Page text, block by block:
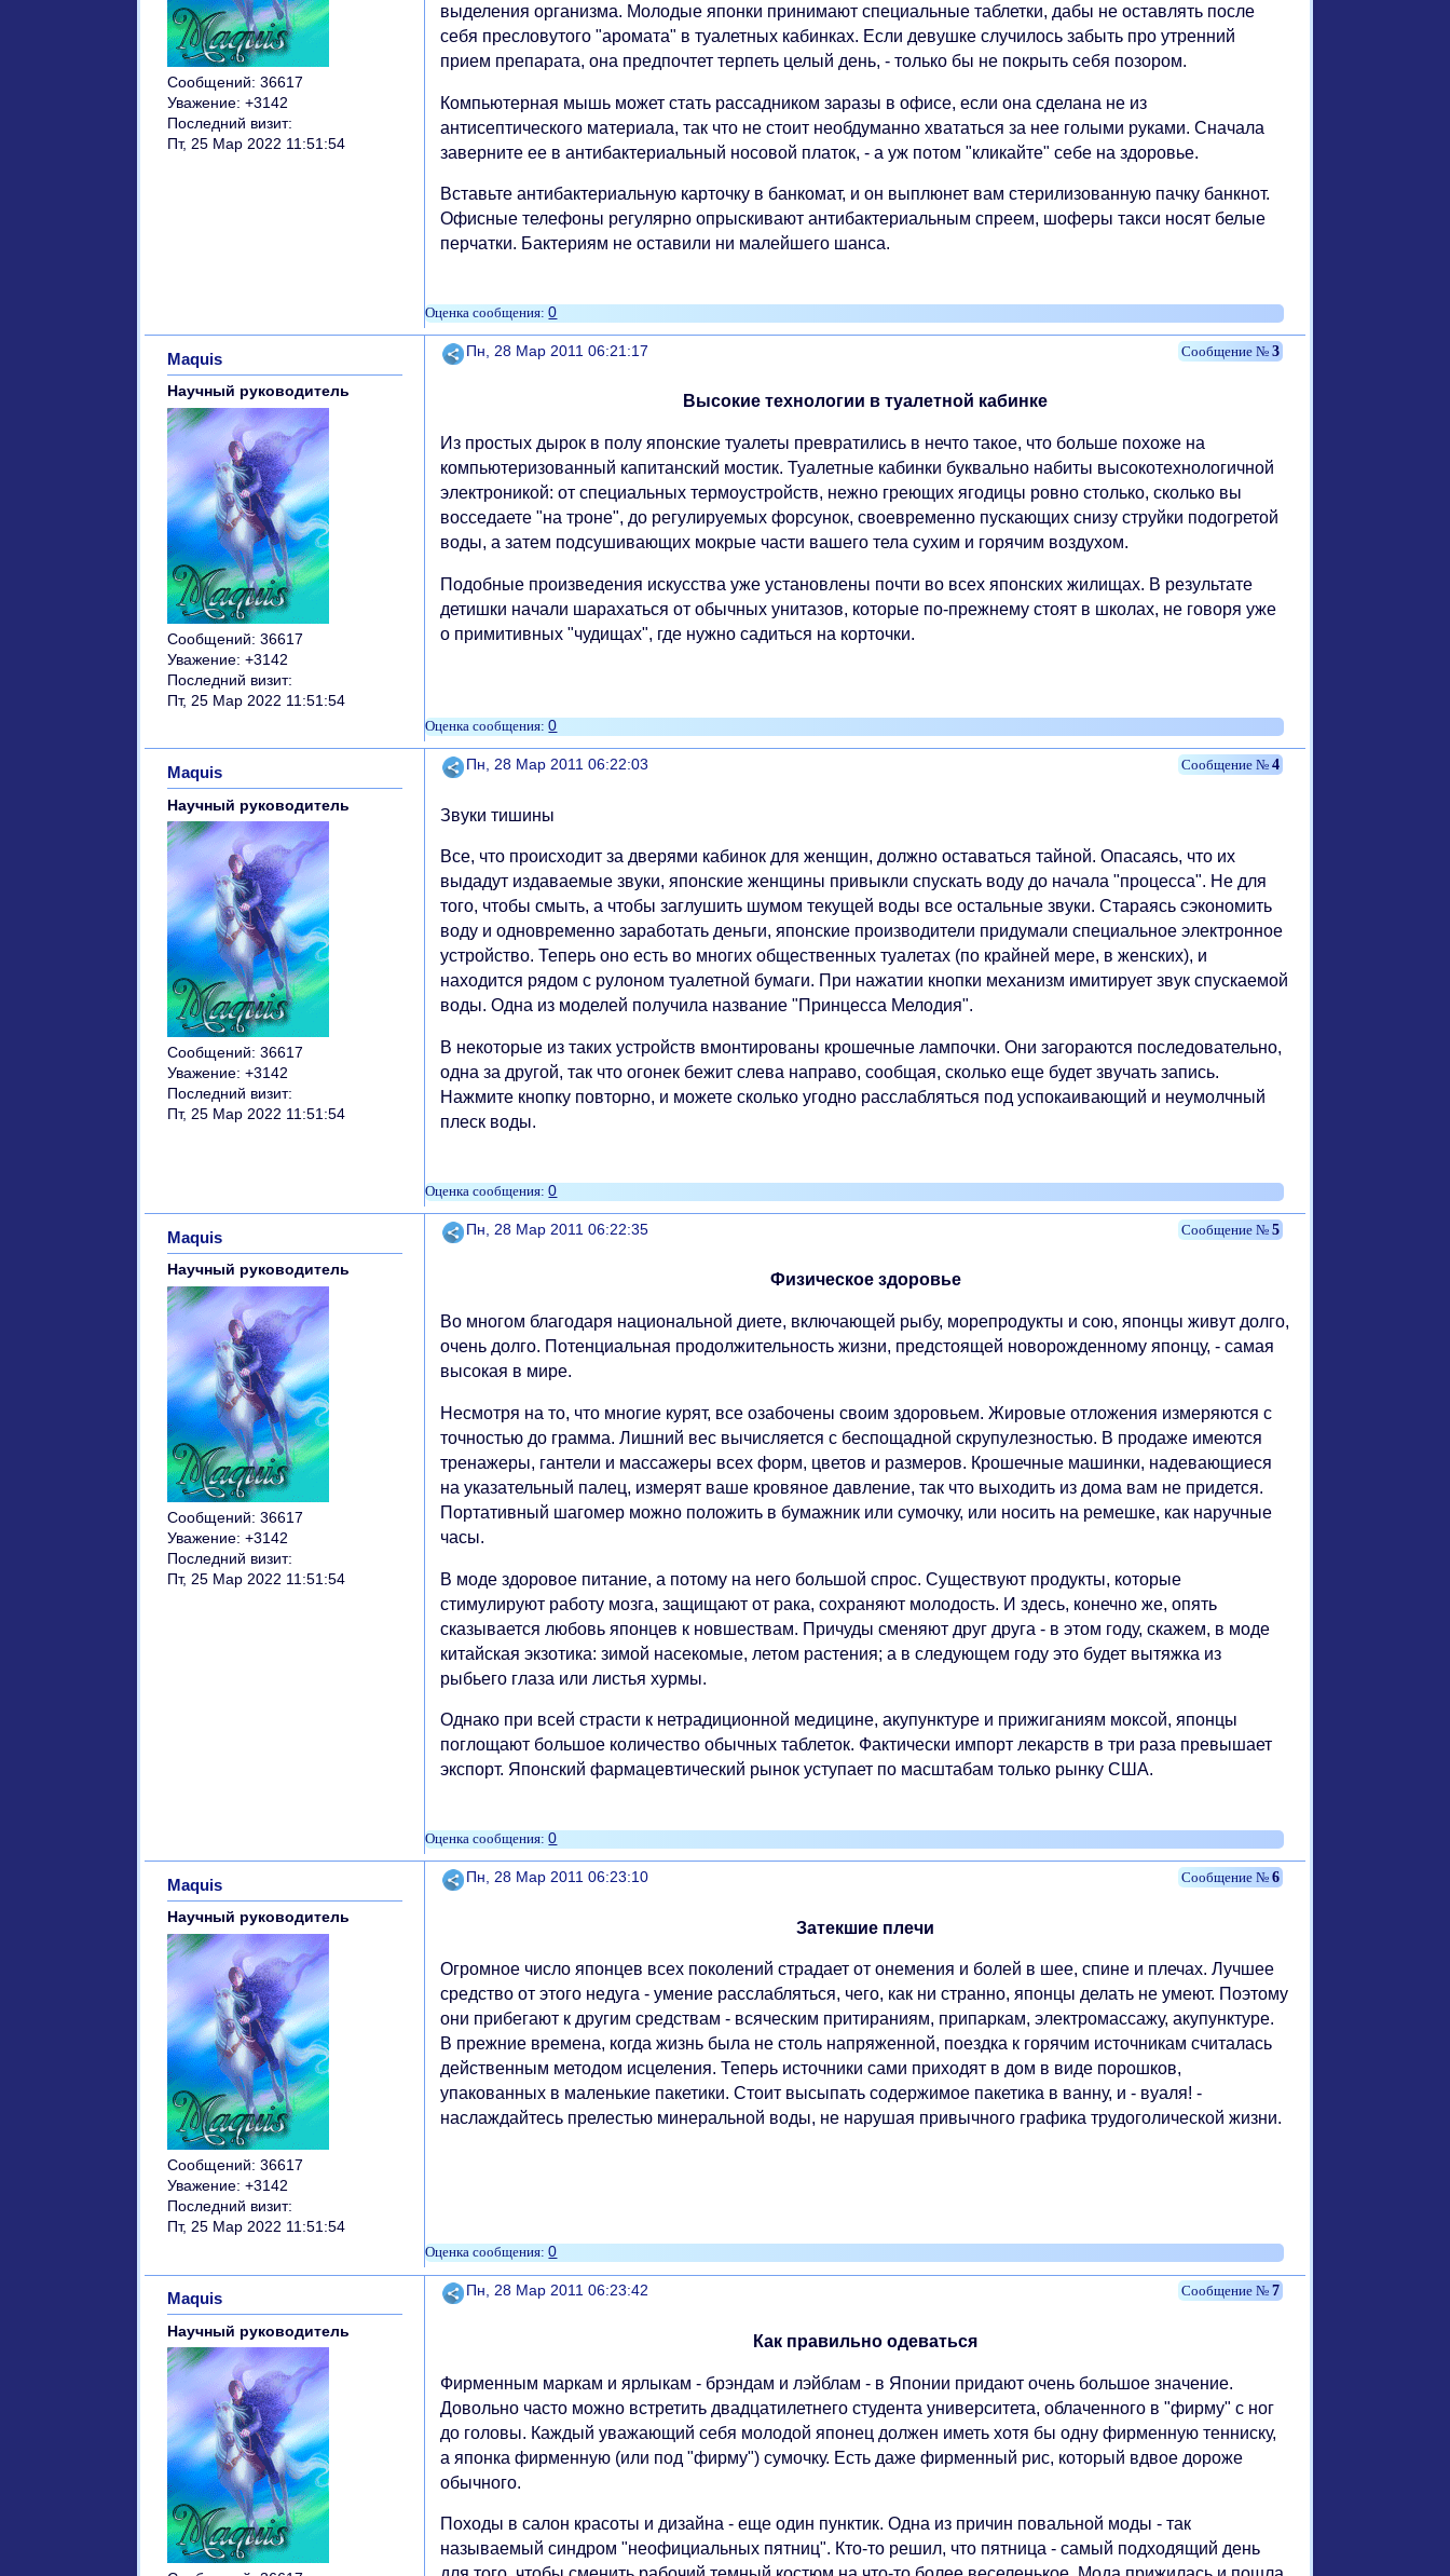
Сообщений: 36617
Уважение: +3142
Последний визит:
Пт, 25 Мар 2022 11:51:54
выделения организма. Молодые японки принимают специальные таблетки, дабы не оставлять после
себя пресловутого "аромата" в туалетных кабинках. Если девушке случилось забыть про утренний
прием препарата, она предпочтет терпеть целый день, - только бы не покрыть себя позором.
Компьютерная мышь может стать рассадником заразы в офисе, если она сделана не из
антисептического материала, так что не стоит необдуманно хвататься за нее голыми руками. Сначала
заверните ее в антибактериальный носовой платок, - а уж потом "кликайте" себе на здоровье.
Вставьте антибактериальную карточку в банкомат, и он выплюнет вам стерилизованную пачку банкнот.
Офисные телефоны регулярно опрыскивают антибактериальным спреем, шоферы такси носят белые
перчатки. Бактериям не оставили ни малейшего шанса.
0
Поделиться 3
Пн, 28 Мар 2011 06:21:17
Maquis
Научный руководитель
Сообщений: 36617
Уважение: +3142
Последний визит:
Пт, 25 Мар 2022 11:51:54
Высокие технологии в туалетной кабинке
Из простых дырок в полу японские туалеты превратились в нечто такое, что больше похоже на
компьютеризованный капитанский мостик. Туалетные кабинки буквально набиты высокотехнологичной
электроникой: от специальных термоустройств, нежно греющих ягодицы ровно столько, сколько вы
восседаете "на троне", до регулируемых форсунок, своевременно пускающих снизу струйки подогретой
воды, а затем подсушивающих мокрые части вашего тела сухим и горячим воздухом.
Подобные произведения искусства уже установлены почти во всех японских жилищах. В результате
детишки начали шарахаться от обычных унитазов, которые по-прежнему стоят в школах, не говоря уже
о примитивных "чудищах", где нужно садиться на корточки.
0
Поделиться 4
Пн, 28 Мар 2011 06:22:03
Maquis
Научный руководитель
Сообщений: 36617
Уважение: +3142
Последний визит:
Пт, 25 Мар 2022 11:51:54
Звуки тишины
Все, что происходит за дверями кабинок для женщин, должно оставаться тайной. Опасаясь, что их
выдадут издаваемые звуки, японские женщины привыкли спускать воду до начала "процесса". Не для
того, чтобы смыть, а чтобы заглушить шумом текущей воды все остальные звуки. Стараясь сэкономить
воду и одновременно заработать деньги, японские производители придумали специальное электронное
устройство. Теперь оно есть во многих общественных туалетах (по крайней мере, в женских), и
находится рядом с рулоном туалетной бумаги. При нажатии кнопки механизм имитирует звук спускаемой
воды. Одна из моделей получила название "Принцесса Мелодия".
В некоторые из таких устройств вмонтированы крошечные лампочки. Они загораются последовательно,
одна за другой, так что огонек бежит слева направо, сообщая, сколько еще будет звучать запись.
Нажмите кнопку повторно, и можете сколько угодно расслабляться под успокаивающий и неумолчный
плеск воды.
0
Поделиться 5
Пн, 28 Мар 2011 06:22:35
Maquis
Научный руководитель
Сообщений: 36617
Уважение: +3142
Последний визит:
Пт, 25 Мар 2022 11:51:54
Физическое здоровье
Во многом благодаря национальной диете, включающей рыбу, морепродукты и сою, японцы живут долго,
очень долго. Потенциальная продолжительность жизни, предстоящей новорожденному японцу, - самая
высокая в мире.
Несмотря на то, что многие курят, все озабочены своим здоровьем. Жировые отложения измеряются с
точностью до грамма. Лишний вес вычисляется с беспощадной скрупулезностью. В продаже имеются
тренажеры, гантели и массажеры всех форм, цветов и размеров. Крошечные машинки, надевающиеся
на указательный палец, измерят ваше кровяное давление, так что выходить из дома вам не придется.
Портативный шагомер можно положить в бумажник или сумочку, или носить на ремешке, как наручные
часы.
В моде здоровое питание, а потому на него большой спрос. Существуют продукты, которые
стимулируют работу мозга, защищают от рака, сохраняют молодость. И здесь, конечно же, опять
сказывается любовь японцев к новшествам. Причуды сменяют друг друга - в этом году, скажем, в моде
китайская экзотика: зимой насекомые, летом растения; а в следующем году это будет вытяжка из
рыбьего глаза или листья хурмы.
Однако при всей страсти к нетрадиционной медицине, акупунктуре и прижиганиям моксой, японцы
поглощают большое количество обычных таблеток. Фактически импорт лекарств в три раза превышает
экспорт. Японский фармацевтический рынок уступает по масштабам только рынку США.
0
Поделиться 6
Пн, 28 Мар 2011 06:23:10
Maquis
Научный руководитель
Сообщений: 36617
Уважение: +3142
Последний визит:
Пт, 25 Мар 2022 11:51:54
Затекшие плечи
Огромное число японцев всех поколений страдает от онемения и болей в шее, спине и плечах. Лучшее
средство от этого недуга - умение расслабляться, чего, как ни странно, японцы делать не умеют. Поэтому
они прибегают к другим средствам - всяческим притираниям, припаркам, электромассажу, акупунктуре.
В прежние времена, когда жизнь была не столь напряженной, поездка к горячим источникам считалась
действенным методом исцеления. Теперь источники сами приходят в дом в виде порошков,
упакованных в маленькие пакетики. Стоит высыпать содержимое пакетика в ванну, и - вуаля! -
наслаждайтесь прелестью минеральной воды, не нарушая привычного графика трудоголической жизни.
0
Поделиться 7
Пн, 28 Мар 2011 06:23:42
Maquis
Научный руководитель
Как правильно одеваться
Фирменным маркам и ярлыкам - брэндам и лэйблам - в Японии придают очень большое значение.
Довольно часто можно встретить двадцатилетнего студента университета, облаченного в "фирму" с ног
до головы. Каждый уважающий себя молодой японец должен иметь хотя бы одну фирменную тенниску,
а японка фирменную (или под "фирму") сумочку. Есть даже фирменный рис, который вдвое дороже
обычного.
Походы в салон красоты и дизайна - еще один пунктик. Одна из причин повальной моды - так
называемый синдром "неофициальных пятниц". Кто-то решил, что пятница - самый подходящий день